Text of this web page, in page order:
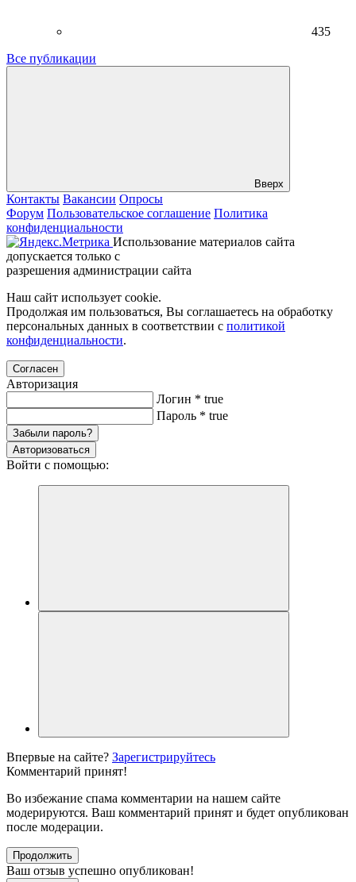
435
Все публикации
Вверх
Контакты Вакансии Опросы
Форум Пользовательское соглашение Политика
конфиденциальности
Использование материалов сайта
допускается только с
разрешения администрации сайта
Наш сайт использует cookie.
Продолжая им пользоваться, Вы соглашаетесь на обработку
персональных данных в соответствии с политикой
конфиденциальности.
Согласен
Авторизация
Логин * true
Пароль * true
Забыли пароль?
Авторизоваться
Войти с помощью:
Впервые на сайте? Зарегистрируйтесь
Комментарий принят!
Во избежание спама комментарии на нашем сайте
модерируются. Ваш комментарий принят и будет опубликован
после модерации.
Продолжить
Ваш отзыв успешно опубликован!